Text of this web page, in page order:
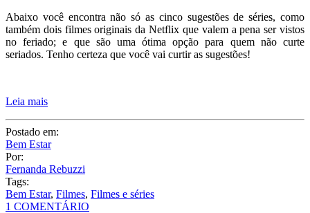
Abaixo você encontra não só as cinco sugestões de séries, como
também dois filmes originais da Netflix que valem a pena ser vistos
no feriado; e que são uma ótima opção para quem não curte
seriados. Tenho certeza que você vai curtir as sugestões!
Leia mais
Postado em:
Bem Estar
Por:
Fernanda Rebuzzi
Tags:
Bem Estar, Filmes, Filmes e séries
1 COMENTÁRIO